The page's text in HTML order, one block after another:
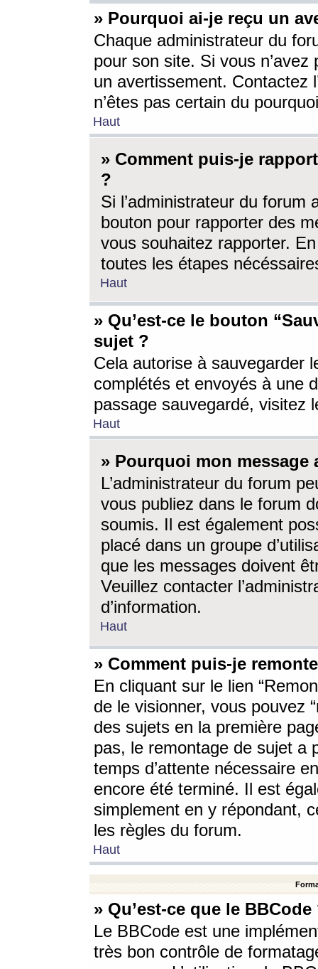
» Pourquoi ai-je reçu un
Chaque administrateur du
pour son site. Si vous
un avertissement. Contactez
n’êtes pas certain du
Haut
» Comment puis-je
?
Si l’administrateur du forum
bouton pour rapporter des
vous souhaitez rapporter.
toutes les étapes
Haut
» Qu’est-ce le bouton
sujet ?
Cela autorise à sauvegarder
complétés et envoyés à une
passage sauvegardé, visitez
Haut
» Pourquoi mon message
L’administrateur du forum
vous publiez dans le forum
soumis. Il est également
placé dans un groupe
que les messages doivent
Veuillez contacter
d’information.
Haut
» Comment puis-je
En cliquant sur le lien
de le visionner, vous pouvez
des sujets en la première
pas, le remontage de sujet a
temps d’attente nécessaire
encore été terminé. Il est
simplement en y répondant,
les règles du forum.
Haut
» Qu’est-ce que le BBCode
Le BBCode est une
très bon contrôle de